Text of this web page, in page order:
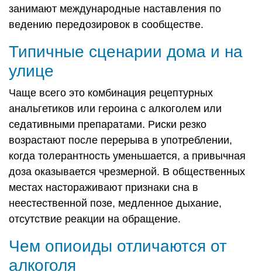
занимают международные наставления по
ведению передозировок в сообществе.
Типичные сценарии дома и на
улице
Чаще всего это комбинация рецептурных
анальгетиков или героина с алкоголем или
седативными препаратами. Риски резко
возрастают после перерыва в употреблении,
когда толерантность уменьшается, а привычная
доза оказывается чрезмерной. В общественных
местах настораживают признаки сна в
неестественной позе, медленное дыхание,
отсутствие реакции на обращение.
Чем опиоиды отличаются от
алкоголя